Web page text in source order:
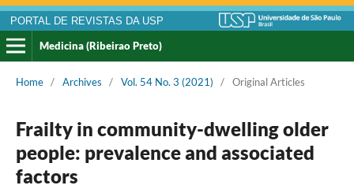
PORTAL DE REVISTAS DA USP
Medicina (Ribeirao Preto)
Home / Archives / Vol. 54 No. 3 (2021) / Original Articles
Frailty in community-dwelling older
people: prevalence and associated
factors